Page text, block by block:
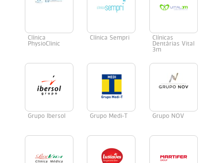
Clínica
PhysioClinic
Clínica Sempri
Clínicas
Dentárias Vital
3m
Grupo Ibersol Grupo Medi-T Grupo NOV